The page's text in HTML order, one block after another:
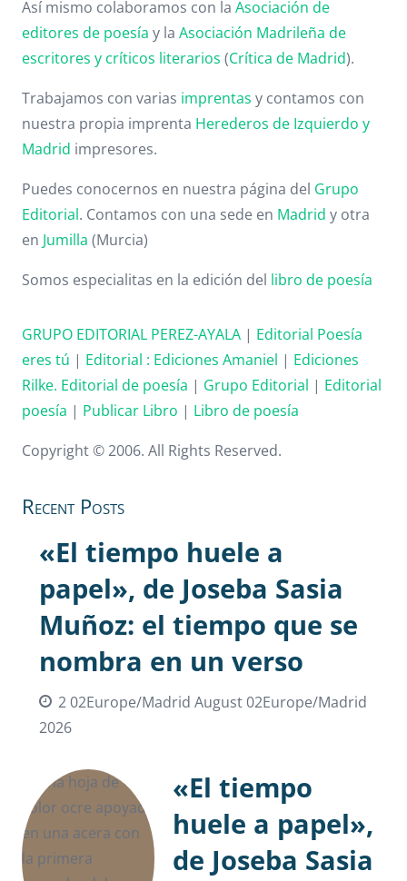
Así mismo colaboramos con la Asociación de
editores de poesía y la Asociación Madrileña de
escritores y críticos literarios (Crítica de Madrid).
Trabajamos con varias imprentas y contamos con
nuestra propia imprenta Herederos de Izquierdo y
Madrid impresores.
Puedes conocernos en nuestra página del Grupo
Editorial. Contamos con una sede en Madrid y otra
en Jumilla (Murcia)
Somos especialitas en la edición del libro de poesía
GRUPO EDITORIAL PEREZ-AYALA | Editorial Poesía
eres tú | Editorial : Ediciones Amaniel | Ediciones
Rilke. Editorial de poesía | Grupo Editorial | Editorial
poesía | Publicar Libro | Libro de poesía
Copyright © 2006. All Rights Reserved.
Recent Posts
«El tiempo huele a
papel», de Joseba Sasia
Muñoz: el tiempo que se
nombra en un verso
2 02Europe/Madrid August 02Europe/Madrid
2026
«El tiempo
huele a papel»,
de Joseba Sasia